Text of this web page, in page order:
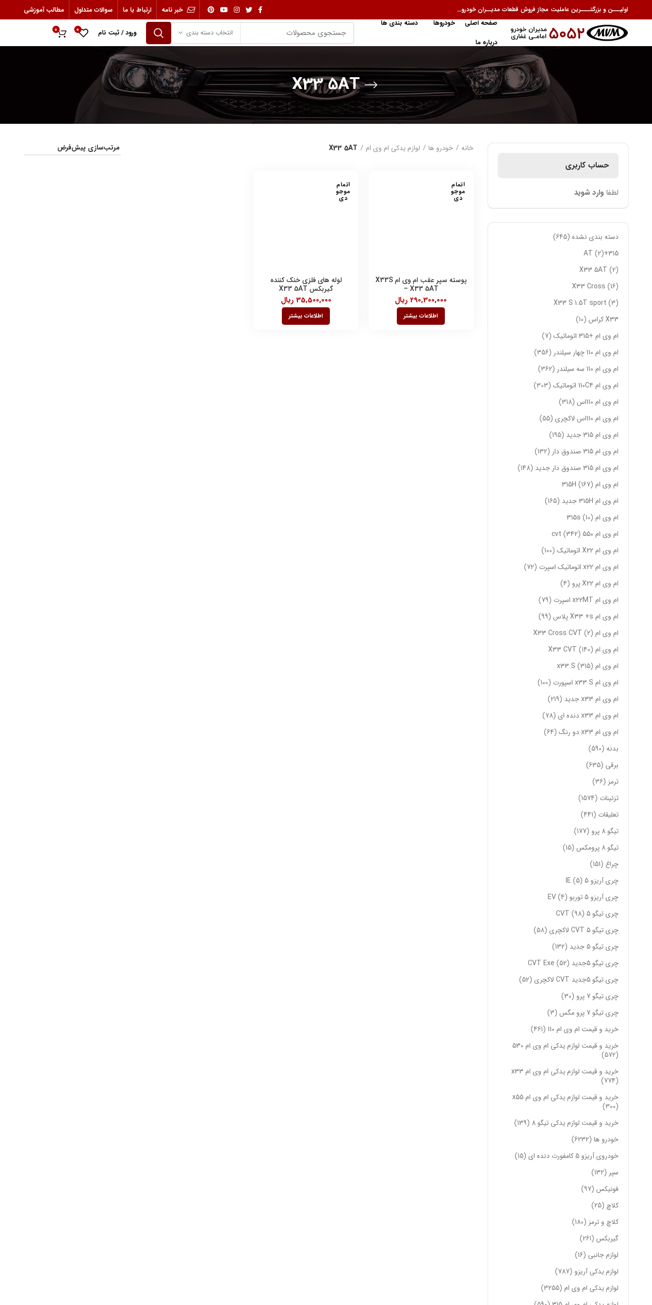
اولیـــن و بزرگتــــرین عاملیت مجاز فروش قطعات مدیــران خودرو... خبر نامه ارتباط با ما سوالات متداول
مطالب آموزشی
صفحه اصلی
خودروها
دسته بندی ها
درباره ما
انتخاب دسته بندی ورود / ثبت نام 0
0
X33 5AT
حساب کاربری
لطفا وارد شوید
دسته بندی نشده 645
315+AT
2
X33 5AT 2
X33 Cross 16
X33 S 1.5T sport 3
X33 کراس
10
ام وی ام +315 اتوماتیک
7
ام وی ام 110 چهار سیلندر
356
ام وی ام 110 سه سیلندر
362
ام وی ام 110C4 اتوماتیک
303
ام وی ام 110اس
318
ام وی ام 110اس لاکچری
55
ام وی ام 315 جدید
195
ام وی ام 315 صندوق دار
132
ام وی ام 315 صندوق دار جدید
148
ام وی ام 315H 167
ام وی ام 315H جدید
165
ام وی ام 315s 10
ام وی ام 550 cvt
342
ام وی ام X22 اتوماتیک
100
ام وی ام x22 اتوماتیک اسپرت
72
ام وی ام X22 پرو
4
ام وی ام x22MT اسپرت
79
ام وی ام X33 +s پلاس
99
ام وی ام X33 Cross CVT 2
ام وی ام X33 CVT 140
ام وی ام x33 S 315
ام وی ام x33 S اسپورت
100
ام وی ام x33 جدید
219
ام وی ام x33 دنده ای
78
ام وی ام x33 دو رنگ
64
بدنه 590
برقی 635
ترمز 36
تزئینات 1574
تعلیقات 441
تیگو 8 پرو
177
تیگو 8 پرومکس
15
چراغ 151
چری آریزو 5 IE
5
چری آریزو 5 توربو EV
4
چری تیگو 5 CVT
98
چری تیگو 5 CVT لاکچری
58
چری تیگو 5 جدید
132
چری تیگو 5جدید CVT Exe
52
چری تیگو 5جدید CVT لاکچری
52
چری تیگو 7 پرو
30
چری تیگو 7 پرو مگس
3
خرید و قیمت ام وی ام 110
461
خرید و قیمت لوازم یدکی ام وی ام 530
572
خرید و قیمت لوازم یدکی ام وی ام x33
774
خرید و قیمت لوازم یدکی ام وی ام x55
300
خرید و قیمت لوازم یدکی تیگو 8
139
خودرو ها 6232
خودروی آریزو 5 کامفورت دنده ای
15
سپر 132
فونیکس 97
کلاچ 25
کلاچ و ترمز 180
گیربکس 261
لوازم جانبی 16
لوازم یدکی آریزو 787
لوازم یدکی ام وی ام 3255
خانه خودرو ها لوازم یدکی ام وی ام X33 5AT
اتمام
موجو
دی
پوسته سپر عقب ام وی ام X33S
– X33 5AT
290,300,000 ریال
اطلاعات بیشتر
اتمام
موجو
دی
لوله های فلزی خنک کننده
گیربکس X33 5AT
35,500,000 ریال
اطلاعات بیشتر